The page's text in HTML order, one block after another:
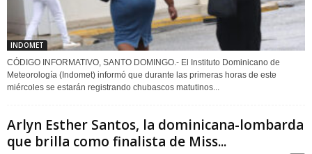
INDOMET
CÓDIGO INFORMATIVO, SANTO DOMINGO.- El Instituto Dominicano de
Meteorología (Indomet) informó que durante las primeras horas de este
miércoles se estarán registrando chubascos matutinos...
Arlyn Esther Santos, la dominicana-lombarda
que brilla como finalista de Miss...